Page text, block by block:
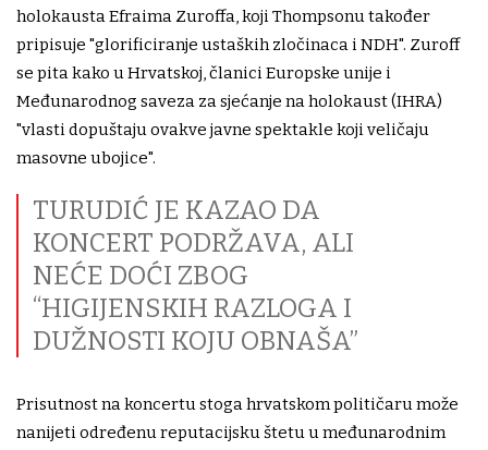
holokausta Efraima Zuroffa, koji Thompsonu također
pripisuje "glorificiranje ustaških zločinaca i NDH". Zuroff
se pita kako u Hrvatskoj, članici Europske unije i
Međunarodnog saveza za sjećanje na holokaust (IHRA)
"vlasti dopuštaju ovakve javne spektakle koji veličaju
masovne ubojice".
TURUDIĆ JE KAZAO DA
KONCERT PODRŽAVA, ALI
NEĆE DOĆI ZBOG
“HIGIJENSKIH RAZLOGA I
DUŽNOSTI KOJU OBNAŠA”
Prisutnost na koncertu stoga hrvatskom političaru može
nanijeti određenu reputacijsku štetu u međunarodnim